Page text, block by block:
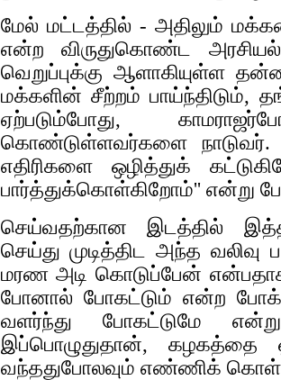
மேல் மட்டத்தில் - அதிலும்
என்ற விருதுகொண்ட
வெறுப்புக்கு ஆளாகியுள்ள
மக்களின் சீற்றம் பாய்ந்திடும்,
ஏற்படும்போது,
கொண்டுள்ளவர்களை நாடுவர்.
எதிரிகளை ஒழித்துக்
பார்த்துக்கொள்கிறோம்'' என்று
செய்வதற்கான இடத்தில்
செய்து முடித்திட அந்த வலிவு
மரண அடி கொடுப்பேன்
போனால் போகட்டும் என்ற
வளர்ந்து போகட்டுமே
இப்பொழுதுதான், கழகத்தை
வந்ததுபோலவும் எண்ணிக்